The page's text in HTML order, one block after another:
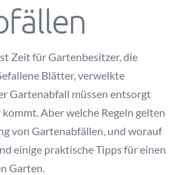
Zeit für Gartenbesitzer, die
Blätter, verwelkte
Gartenabfall müssen entsorgt
Aber welche Regeln gelten
von Gartenabfällen, und worauf
einige praktische Tipps für einen
Garten.